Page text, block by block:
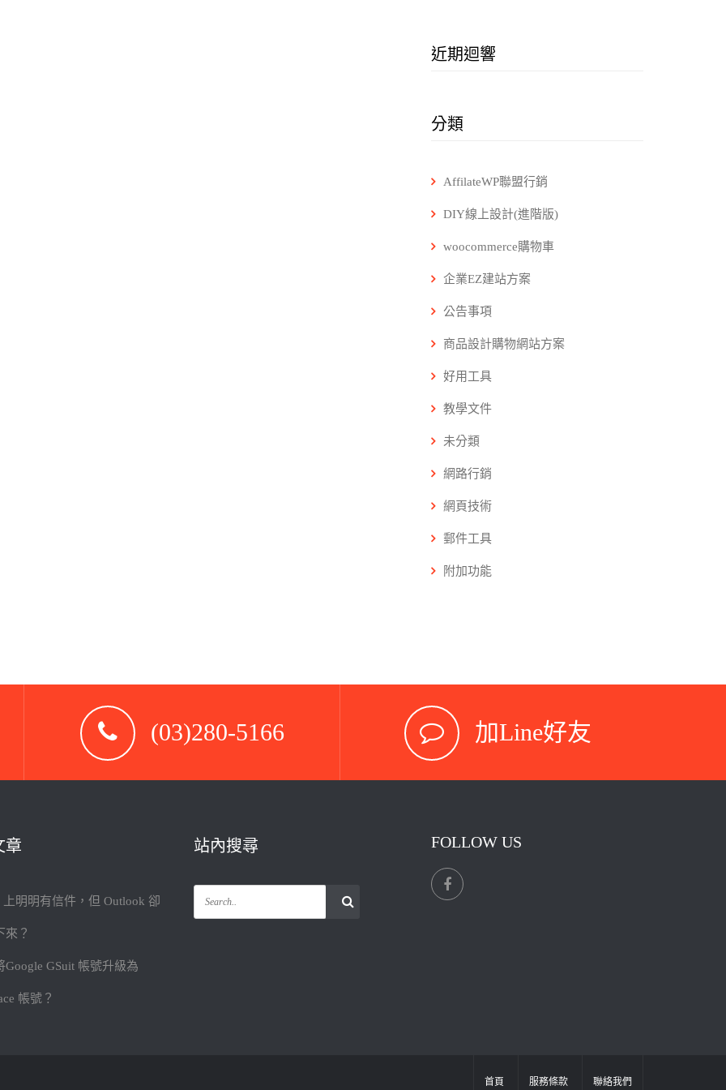
近期迴響
分類
AffilateWP聯盟行銷
DIY線上設計(進階版)
woocommerce購物車
企業EZ建站方案
公告事項
商品設計購物網站方案
好用工具
教學文件
未分類
網路行銷
網頁技術
郵件工具
附加功能
(03)280-5166 加Line好友
章
上明明有信件，但 Outlook 卻
來？
Google GSuit 帳號升級為
帳號？
站內搜尋 FOLLOW US
首頁 服務條款 聯絡我們